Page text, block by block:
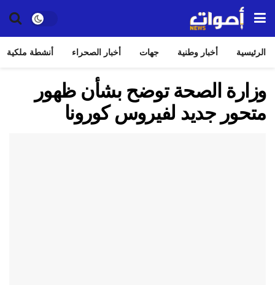
الرئيسية أخبار وطنية جهات أخبار الصحراء أنشطة ملكية
وزارة الصحة توضح بشأن ظهور
متحور جديد لفيروس كورونا